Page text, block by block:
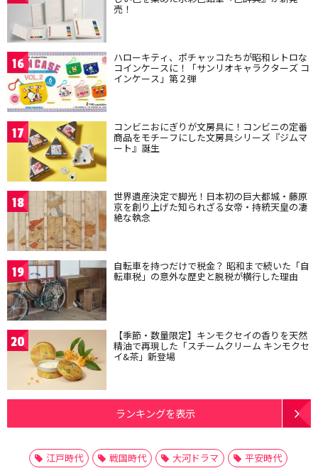
売！
16 ハローキティ、ポチャッコたちが昭和レトロな
コインケースに！「サンリオキャラクターズ コ
インケース」第２弾
17 コンビニおにぎりが文房具に！コンビニの定番
商品をモチーフにした文房具シリーズ『ジムマ
ート』誕生
18 世界遺産決定で脚光！日本初の巨大都城・藤原
京を創り上げた知られざる女帝・持統天皇の凄
絶な執念
19 自転車を持つだけで税金？ 昭和まで続いた「自
転車税」の意外な歴史と脱税が横行した理由
20 【季節・数量限定】キンモクセイの香りを天然
精油で再現した「スチームクリーム キンモクセ
イ&茶」新登場
ランキングを表示
江戸時代 戦国時代 大河ドラマ
平安時代